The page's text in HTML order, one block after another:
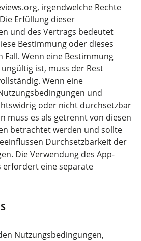
irgendwelche Rechte
Erfüllung dieser
und des Vertrags bedeutet
Bestimmung oder dieses
Fall. Wenn eine Bestimmung
ist, muss der Rest
Wenn eine
und
oder nicht durchsetzbar
muss es als getrennt von diesen
betrachtet werden und sollte
Durchsetzbarkeit der
Die Verwendung des App-
erfordert eine separate
Nutzungsbedingungen,